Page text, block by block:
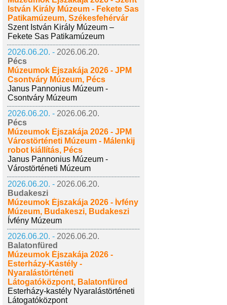
István Király Múzeum - Fekete Sas
Patikamúzeum, Székesfehérvár
Szent István Király Múzeum –
Fekete Sas Patikamúzeum
2026.06.20. - 2026.06.20.
Pécs
Múzeumok Éjszakája 2026 - JPM
Csontváry Múzeum, Pécs
Janus Pannonius Múzeum -
Csontváry Múzeum
2026.06.20. - 2026.06.20.
Pécs
Múzeumok Éjszakája 2026 - JPM
Várostörténeti Múzeum - Málenkij
robot kiállítás, Pécs
Janus Pannonius Múzeum -
Várostörténeti Múzeum
2026.06.20. - 2026.06.20.
Budakeszi
Múzeumok Éjszakája 2026 - Ívfény
Múzeum, Budakeszi, Budakeszi
Ívfény Múzeum
2026.06.20. - 2026.06.20.
Balatonfüred
Múzeumok Éjszakája 2026 -
Esterházy-Kastély -
Nyaralástörténeti
Látogatóközpont, Balatonfüred
Esterházy-kastély Nyaralástörténeti
Látogatóközpont